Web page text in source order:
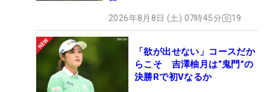
2026年8月8日 (土) 07時45分 19
「欲が出せない」コースだか
らこそ 吉澤柚月は“鬼門”の
決勝Rで初Vなるか